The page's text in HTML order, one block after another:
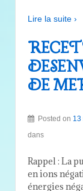
Lire la suite ›
DE
Posted on 13
dans
Rappel : La
en ions
énergies